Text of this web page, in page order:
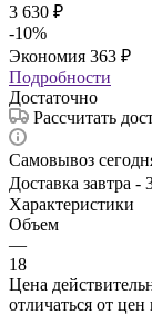
3 630 ₽
-10%
Экономия 363 ₽
Подробности
Достаточно
Рассчитать
Самовывоз
Доставка завтра -
Характеристики
Объем
—
18
Цена
отличаться от